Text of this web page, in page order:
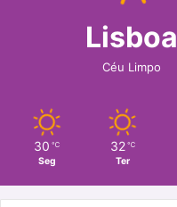
Lisboa
Céu Limpo
30 ℃
Seg
32 ℃
Ter